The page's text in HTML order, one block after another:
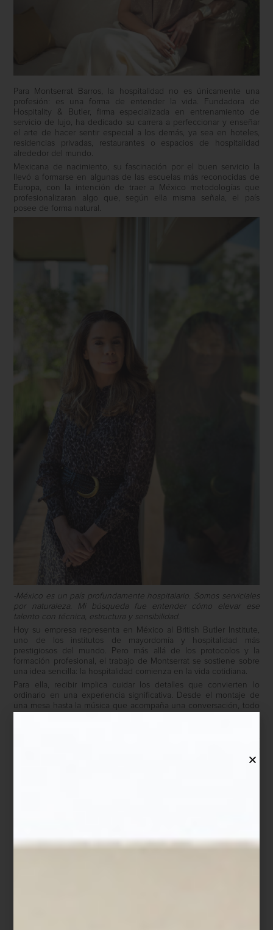
Para Montserrat Barros, la hospitalidad no es únicamente una
profesión: es una forma de entender la vida. Fundadora de
Hospitality & Butler, firma especializada en entrenamiento de
servicio de lujo, ha dedicado su carrera a perfeccionar y enseñar
el arte de hacer sentir especial a los demás, ya sea en hoteles,
residencias privadas, restaurantes o espacios de hospitalidad
alrededor del mundo.
Mexicana de nacimiento, su fascinación por el buen servicio la
llevó a formarse en algunas de las escuelas más reconocidas de
Europa, con la intención de traer a México metodologías que
profesionalizaran algo que, según ella misma señala, el país
posee de forma natural.
-México es un país profundamente hospitalario. Somos serviciales
por naturaleza. Mi búsqueda fue entender cómo elevar ese
talento con técnica, estructura y sensibilidad.
Hoy su empresa representa en México al British Butler Institute,
uno de los institutos de mayordomía y hospitalidad más
prestigiosos del mundo. Pero más allá de los protocolos y la
formación profesional, el trabajo de Montserrat se sostiene sobre
una idea sencilla: la hospitalidad comienza en la vida cotidiana.
Para ella, recibir implica cuidar los detalles que convierten lo
ordinario en una experiencia significativa. Desde el montaje de
una mesa hasta la música que acompaña una conversación, todo
objetos. Cuando todo dialoga, la experiencia se vuelve
como anfitriona.